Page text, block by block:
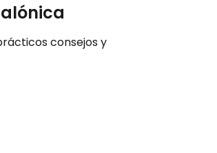
consejos y